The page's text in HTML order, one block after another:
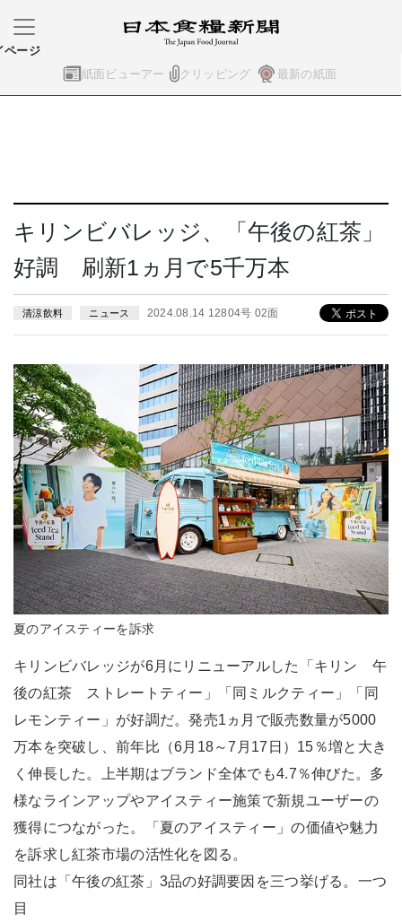
紙面ビューアー クリッピング 最新の紙面
ページ
キリンビバレッジ、「午後の紅茶」
好調 刷新1ヵ月で5千万本
清涼飲料 ニュース 2024.08.14 12804号 02面
夏のアイスティーを訴求
キリンビバレッジが6月にリニューアルした「キリン 午
後の紅茶 ストレートティー」「同ミルクティー」「同
レモンティー」が好調だ。発売1ヵ月で販売数量が5000
万本を突破し、前年比（6月18～7月17日）15％増と大き
く伸長した。上半期はブランド全体でも4.7％伸びた。多
様なラインアップやアイスティー施策で新規ユーザーの
獲得につながった。「夏のアイスティー」の価値や魅力
を訴求し紅茶市場の活性化を図る。
同社は「午後の紅茶」3品の好調要因を三つ挙げる。一つ
目